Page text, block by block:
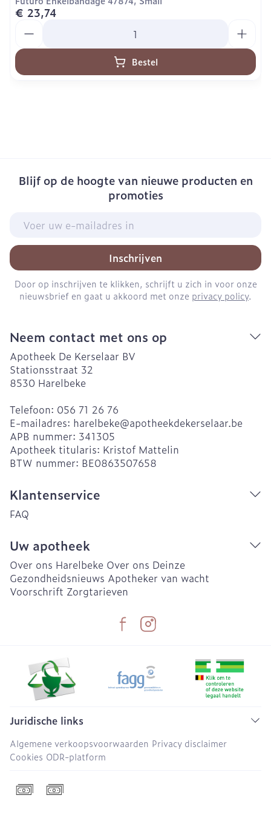
€ 23,74
Bestel
Blijf op de hoogte van nieuwe producten en
promoties
Inschrijven
Door op inschrijven te klikken, schrijft u zich in voor onze
nieuwsbrief en gaat u akkoord met onze privacy policy.
Neem contact met ons op
Apotheek De Kerselaar BV
Stationsstraat 32
8530 Harelbeke
Telefoon: 056 71 26 76
E-mailadres: harelbeke@apotheekdekerselaar.be
APB nummer: 341305
Apotheek titularis: Kristof Mattelin
BTW nummer: BE0863507658
Klantenservice
FAQ
Uw apotheek
Over ons Harelbeke Over ons Deinze
Gezondheidsnieuws Apotheker van wacht
Voorschrift Zorgtarieven
Juridische links
Algemene verkoopsvoorwaarden Privacy disclaimer
Cookies ODR-platform